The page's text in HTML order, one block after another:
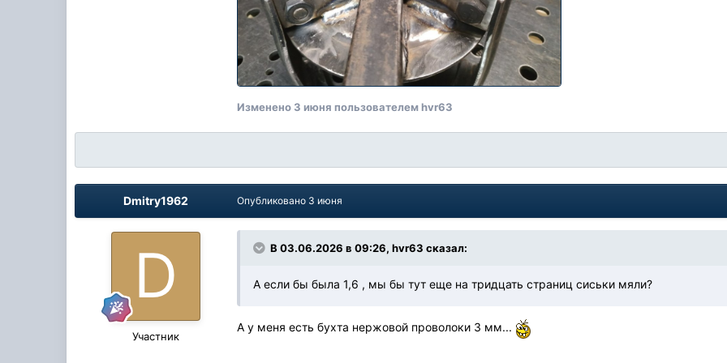
Изменено 3 июня пользователем hvr63
Dmitry1962
Участник
Опубликовано 3 июня
В 03.06.2026 в 09:26,hvr63 сказал:
А если бы была 1,6 , мы бы тут еще на тридцать страниц сиськи мяли?
А у меня есть бухта нержовой проволоки 3 мм...